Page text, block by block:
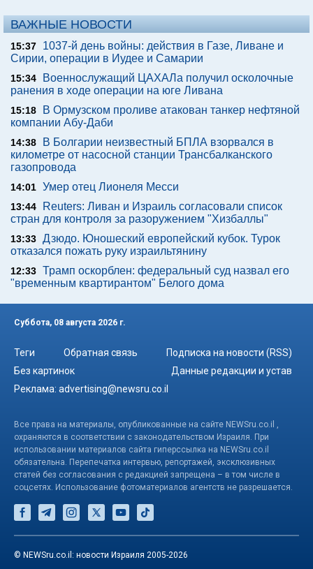
ВАЖНЫЕ НОВОСТИ
15:37
1037-й день войны: действия в Газе, Ливане и
Сирии, операции в Иудее и Самарии
15:34
Военнослужащий ЦАХАЛа получил осколочные
ранения в ходе операции на юге Ливана
15:18
В Ормузском проливе атакован танкер нефтяной
компании Абу-Даби
14:38
В Болгарии неизвестный БПЛА взорвался в
километре от насосной станции Трансбалканского
газопровода
14:01 Умер отец Лионеля Месси
13:44
Reuters: Ливан и Израиль согласовали список
стран для контроля за разоружением "Хизбаллы"
13:33 Дзюдо. Юношеский европейский кубок. Турок
отказался пожать руку израильтянину
12:33 Трамп оскорблен: федеральный суд назвал его
"временным квартирантом" Белого дома
Суббота, 08 августа 2026 г.
Теги Обратная связь
Подписка на новости (RSS)
Без картинок
Данные редакции и устав
Реклама: advertising@newsru.co.il
Все права на материалы, опубликованные на сайте NEWSru.co.il ,
охраняются в соответствии с законодательством Израиля. При
использовании материалов сайта гиперссылка на NEWSru.co.il
обязательна. Перепечатка интервью, репортажей, эксклюзивных
статей без согласования с редакцией запрещена – в том числе в
соцсетях. Использование фотоматериалов агентств не разрешается.
© NEWSru.co.il: новости Израиля 2005-2026